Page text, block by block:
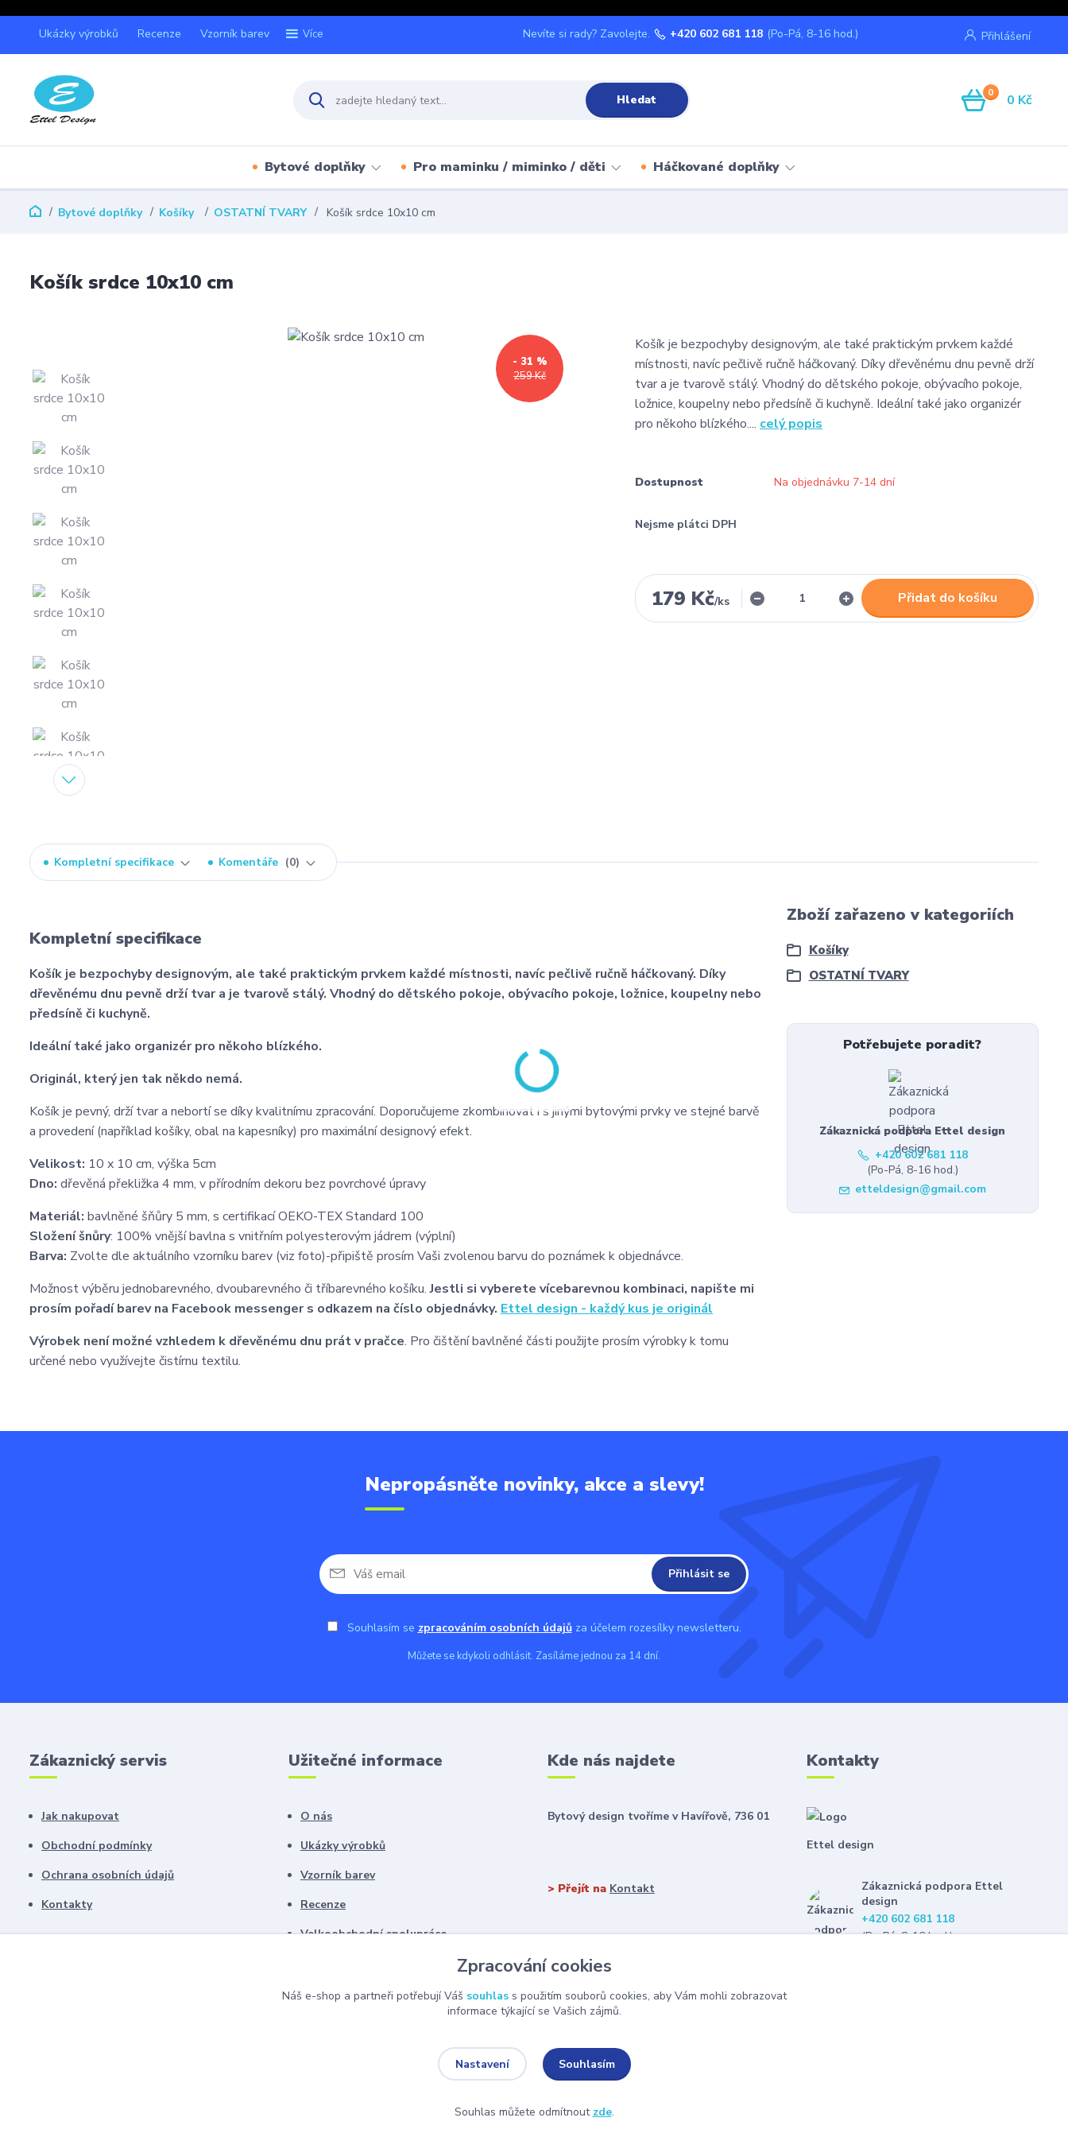
Ukázky výrobků Recenze Vzorník barev Více Přihlášení
Hledat
Nevíte si rady? Zavolejte. +420 602 681 118 (Po-Pá, 8-16 hod.)
0 0 Kč
Bytové doplňky Pro maminku / miminko / děti Háčkované doplňky
Bytové doplňky Košíky OSTATNÍ TVARY Košík srdce 10x10 cm
Košík srdce 10x10 cm
259 Kč
- 31 %
Košík je bezpochyby designovým, ale také praktickým prvkem každé
místnosti, navíc pečlivě ručně háčkovaný. Díky dřevěnému dnu pevně drží
tvar a je tvarově stálý. Vhodný do dětského pokoje, obývacího pokoje,
ložnice, koupelny nebo předsíně či kuchyně. Ideální také jako organizér
pro někoho blízkého.... celý popis
Dostupnost Na objednávku 7-14 dní
Nejsme plátci DPH
179 Kč/ks Přidat do košíku
Kompletní specifikace Komentáře 0
Kompletní specifikace
Košík je bezpochyby designovým, ale také praktickým prvkem každé místnosti, navíc pečlivě ručně háčkovaný. Díky
dřevěnému dnu pevně drží tvar a je tvarově stálý. Vhodný do dětského pokoje, obývacího pokoje, ložnice, koupelny nebo
předsíně či kuchyně.
Ideální také jako organizér pro někoho blízkého.
Originál, který jen tak někdo nemá.
Košík je pevný, drží tvar a nebortí se díky kvalitnímu zpracování. Doporučujeme zkombinovat i s jinými bytovými prvky ve stejné barvě
a provedení (například košíky, obal na kapesníky) pro maximální designový efekt.
Velikost: 10 x 10 cm, výška 5cm
Dno: dřevěná překližka 4 mm, v přírodním dekoru bez povrchové úpravy
Materiál: bavlněné šňůry 5 mm, s certifikací OEKO-TEX Standard 100
Složení šnůry: 100% vnější bavlna s vnitřním polyesterovým jádrem (výplní)
Barva: Zvolte dle aktuálního vzorníku barev (viz foto)-připiště prosím Vaši zvolenou barvu do poznámek k objednávce.
Možnost výběru jednobarevného, dvoubarevného či tříbarevného košíku.Jestli si vyberete vícebarevnou kombinaci, napište mi
prosím pořadí barev na Facebook messenger s odkazem na číslo objednávky. Ettel design - každý kus je originál
Výrobek není možné vzhledem k dřevěnému dnu prát v pračce. Pro čištění bavlněné části použijte prosím výrobky k tomu
určené nebo využívejte čistírnu textilu.
Zboží zařazeno v kategoriích
Košíky
OSTATNÍ TVARY
Potřebujete poradit?
Zákaznická podpora Ettel design
+420 602 681 118
(Po-Pá, 8-16 hod.)
etteldesign@gmail.com
Nepropásněte novinky, akce a slevy!
Přihlásit se
Souhlasím se zpracováním osobních údajůza účelem rozesílky newsletteru.
Můžete se kdykoli odhlásit. Zasíláme jednou za 14 dní.
Zákaznický servis
Jak nakupovat
Obchodní podmínky
Ochrana osobních údajů
Kontakty
Užitečné informace
O nás
Ukázky výrobků
Vzorník barev
Recenze
Velkoobchodní spolupráce
Kde nás najdete
Bytový design tvoříme v Havířově, 736 01
> Přejít na Kontakt
Kontakty
Ettel design
Zákaznická podpora Ettel
design
+420 602 681 118
(Po-Pá, 8-16 hod.)
Zpracování cookies
Náš e-shop a partneři potřebují Váš souhlass použitím souborů cookies, aby Vám mohli zobrazovat
informace týkající se Vašich zájmů.
Nastavení Souhlasím
Souhlas můžete odmítnout zde.